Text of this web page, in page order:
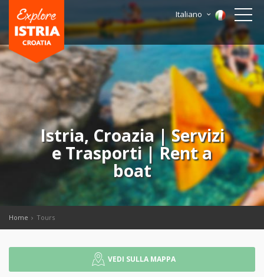
Italiano
Istria, Croazia | Servizi
e Trasporti | Rent a
boat
Home Tours
VEDI SULLA MAPPA